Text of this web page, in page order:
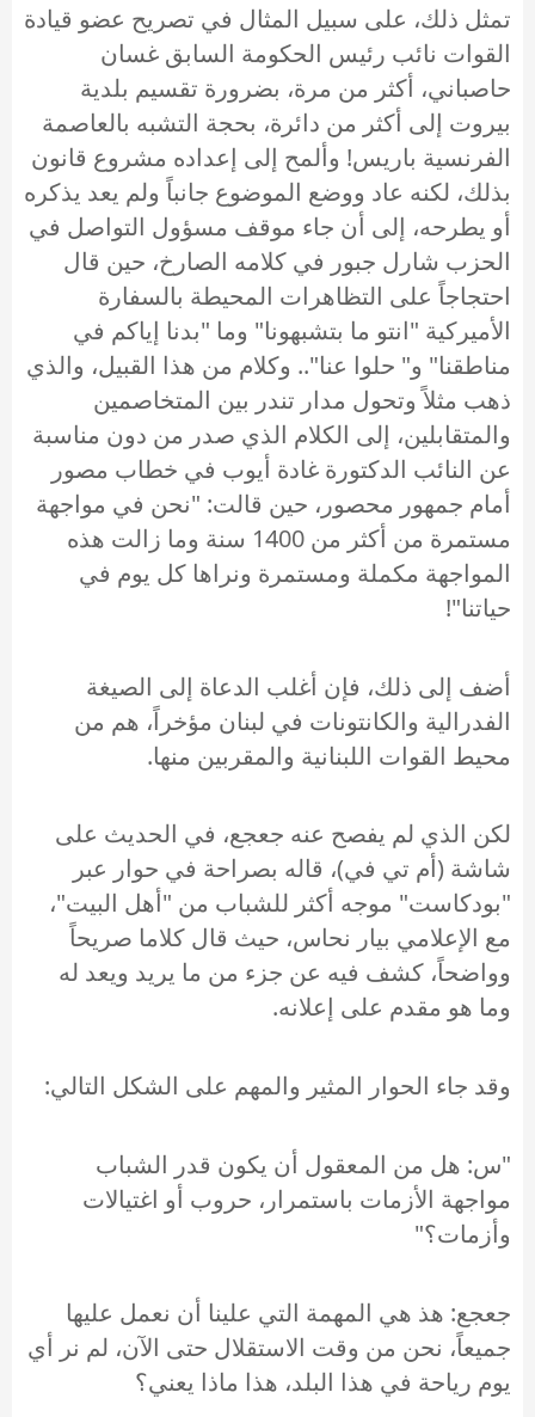
تمثل ذلك، على سبيل المثال في تصريح عضو قيادة
القوات نائب رئيس الحكومة السابق غسان
حاصباني، أكثر من مرة، بضرورة تقسيم بلدية
بيروت إلى أكثر من دائرة، بحجة التشبه بالعاصمة
الفرنسية باريس! وألمح إلى إعداده مشروع قانون
بذلك، لكنه عاد ووضع الموضوع جانباً ولم يعد يذكره
أو يطرحه، إلى أن جاء موقف مسؤول التواصل في
الحزب شارل جبور في كلامه الصارخ، حين قال
احتجاجاً على التظاهرات المحيطة بالسفارة
الأميركية "انتو ما بتشبهونا" وما "بدنا إياكم في
مناطقنا" و" حلوا عنا".. وكلام من هذا القبيل، والذي
ذهب مثلاً وتحول مدار تندر بين المتخاصمين
والمتقابلين، إلى الكلام الذي صدر من دون مناسبة
عن النائب الدكتورة غادة أيوب في خطاب مصور
أمام جمهور محصور، حين قالت: "نحن في مواجهة
مستمرة من أكثر من 1400 سنة وما زالت هذه
المواجهة مكملة ومستمرة ونراها كل يوم في
حياتنا"!
أضف إلى ذلك، فإن أغلب الدعاة إلى الصيغة
الفدرالية والكانتونات في لبنان مؤخراً، هم من
محيط القوات اللبنانية والمقربين منها.
لكن الذي لم يفصح عنه جعجع، في الحديث على
شاشة (أم تي في)، قاله بصراحة في حوار عبر
"بودكاست" موجه أكثر للشباب من "أهل البيت"،
مع الإعلامي بيار نحاس، حيث قال كلاما صريحاً
وواضحاً، كشف فيه عن جزء من ما يريد ويعد له
وما هو مقدم على إعلانه.
وقد جاء الحوار المثير والمهم على الشكل التالي:
"س: هل من المعقول أن يكون قدر الشباب
مواجهة الأزمات باستمرار، حروب أو اغتيالات
وأزمات؟"
جعجع: هذ هي المهمة التي علينا أن نعمل عليها
جميعاً، نحن من وقت الاستقلال حتى الآن، لم نر أي
يوم رياحة في هذا البلد، هذا ماذا يعني؟